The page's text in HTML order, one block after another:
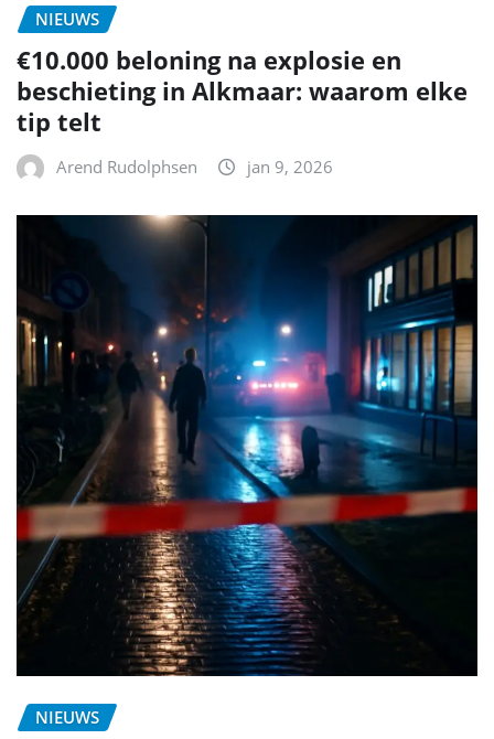
NIEUWS
€10.000 beloning na explosie en
beschieting in Alkmaar: waarom elke
tip telt
Arend Rudolphsen jan 9, 2026
NIEUWS